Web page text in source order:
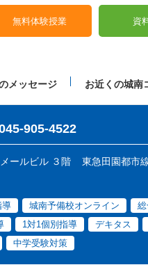
無料体験授業 資
メッセージ お近くの城南
905-4522
ールビル ３階
東急田園都市
導 城南予備校オンライン
総
1対1個別指導 デキタス
中学受験対策